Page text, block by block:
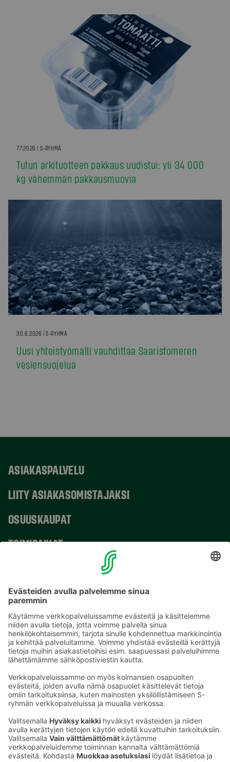
7.7.2026 | S-RYHMÄ
Tutun arkituotteen pakkaus uudistui: yli 34 000
kg vähemmän pakkausmuovia
30.6.2026 | S-RYHMÄ
Uusi yhteistyömalli vauhdittaa Saaristomeren
vesiensuojelua
ASIAKASPALVELU
LIITY ASIAKASOMISTAJAKSI
OSUUSKAUPAT
TOIMIPAIKAT
Sähköpostiosoitteet S-ryhmässä ovat muotoa
etunimi.sukunimi@sok.fi
Seuraa meitä: